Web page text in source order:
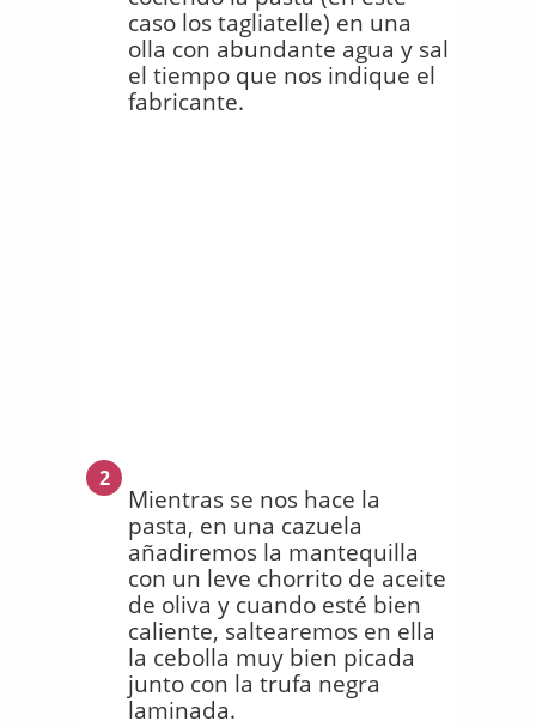
caso los tagliatelle) en una
olla con abundante agua y sal
el tiempo que nos indique el
fabricante.
2
Mientras se nos hace la
pasta, en una cazuela
añadiremos la mantequilla
con un leve chorrito de aceite
de oliva y cuando esté bien
caliente, saltearemos en ella
la cebolla muy bien picada
junto con la trufa negra
laminada.